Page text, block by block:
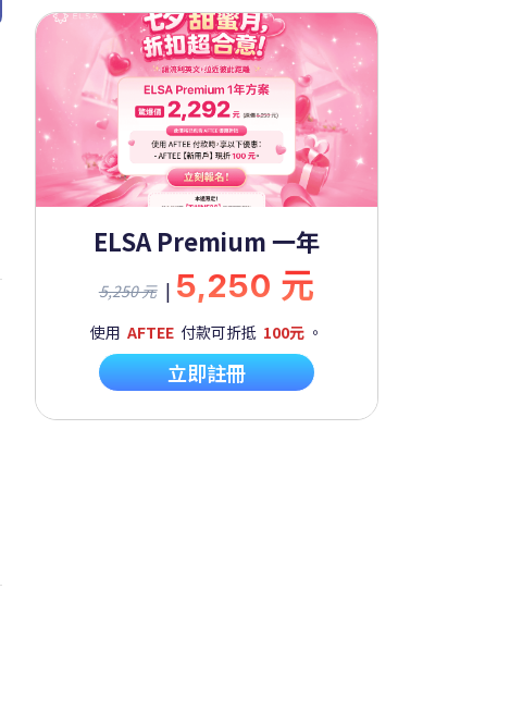
ELSA Premium 一年
5,250 元 | 5,250 元
使用 AFTEE 付款可折抵 100元 。
立即註冊